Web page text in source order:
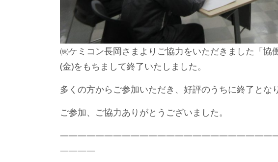
㈱ケミコン長岡さまよりご協力をいただきました「協
(金)をもちまして終了いたしました。
多くの方からご参加いただき、好評のうちに終了とな
ご参加、ご協力ありがとうございました。
————